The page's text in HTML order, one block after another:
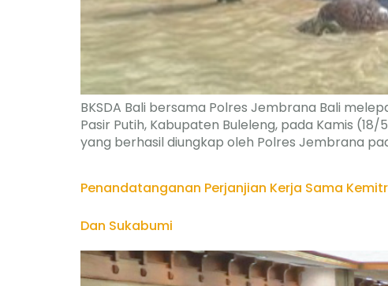
BKSDA Bali bersama Polres Jembrana Bali
Pasir Putih, Kabupaten Buleleng, pada Kamis
yang berhasil diungkap oleh Polres Jembrana
Penandatanganan Perjanjian Kerja Sama
Dan Sukabumi